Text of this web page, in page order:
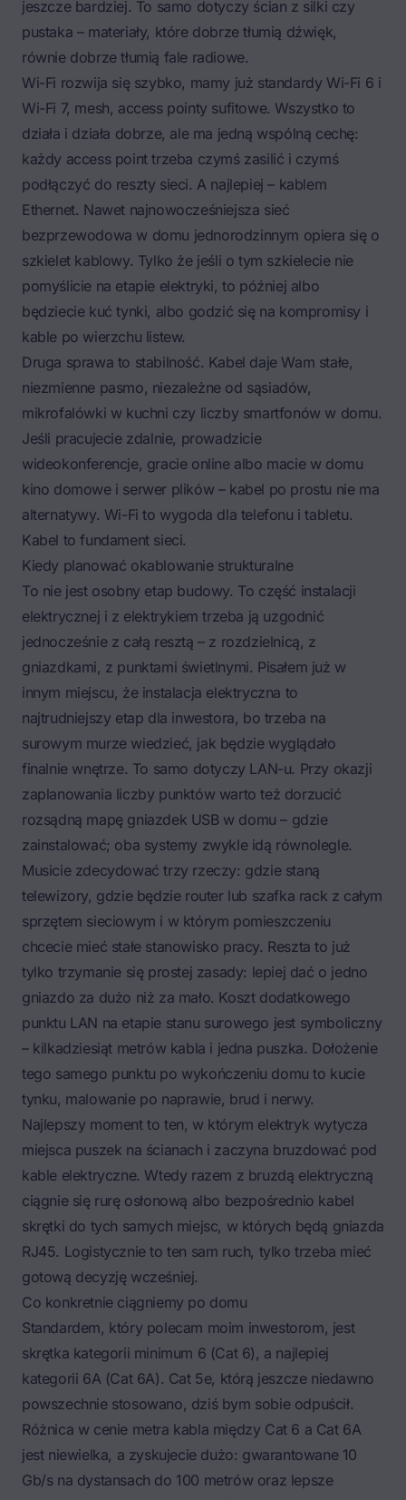
jeszcze bardziej. To samo dotyczy ścian z silki czy
pustaka – materiały, które dobrze tłumią dźwięk,
równie dobrze tłumią fale radiowe.
Wi-Fi rozwija się szybko, mamy już standardy Wi-Fi 6 i
Wi-Fi 7, mesh, access pointy sufitowe. Wszystko to
działa i działa dobrze, ale ma jedną wspólną cechę:
każdy access point trzeba czymś zasilić i czymś
podłączyć do reszty sieci. A najlepiej – kablem
Ethernet. Nawet najnowocześniejsza sieć
bezprzewodowa w domu jednorodzinnym opiera się o
szkielet kablowy. Tylko że jeśli o tym szkielecie nie
pomyślicie na etapie elektryki, to później albo
będziecie kuć tynki, albo godzić się na kompromisy i
kable po wierzchu listew.
Druga sprawa to stabilność. Kabel daje Wam stałe,
niezmienne pasmo, niezależne od sąsiadów,
mikrofalówki w kuchni czy liczby smartfonów w domu.
Jeśli pracujecie zdalnie, prowadzicie
wideokonferencje, gracie online albo macie w domu
kino domowe i serwer plików – kabel po prostu nie ma
alternatywy. Wi-Fi to wygoda dla telefonu i tabletu.
Kabel to fundament sieci.
Kiedy planować okablowanie strukturalne
To nie jest osobny etap budowy. To część instalacji
elektrycznej i z elektrykiem trzeba ją uzgodnić
jednocześnie z całą resztą – z rozdzielnicą, z
gniazdkami, z punktami świetlnymi. Pisałem już w
innym miejscu, że instalacja elektryczna to
najtrudniejszy etap dla inwestora, bo trzeba na
surowym murze wiedzieć, jak będzie wyglądało
finalnie wnętrze. To samo dotyczy LAN-u. Przy okazji
zaplanowania liczby punktów warto też dorzucić
rozsądną mapę gniazdek USB w domu – gdzie
zainstalować; oba systemy zwykle idą równolegle.
Musicie zdecydować trzy rzeczy: gdzie staną
telewizory, gdzie będzie router lub szafka rack z całym
sprzętem sieciowym i w którym pomieszczeniu
chcecie mieć stałe stanowisko pracy. Reszta to już
tylko trzymanie się prostej zasady: lepiej dać o jedno
gniazdo za dużo niż za mało. Koszt dodatkowego
punktu LAN na etapie stanu surowego jest symboliczny
– kilkadziesiąt metrów kabla i jedna puszka. Dołożenie
tego samego punktu po wykończeniu domu to kucie
tynku, malowanie po naprawie, brud i nerwy.
Najlepszy moment to ten, w którym elektryk wytycza
miejsca puszek na ścianach i zaczyna bruzdować pod
kable elektryczne. Wtedy razem z bruzdą elektryczną
ciągnie się rurę osłonową albo bezpośrednio kabel
skrętki do tych samych miejsc, w których będą gniazda
RJ45. Logistycznie to ten sam ruch, tylko trzeba mieć
gotową decyzję wcześniej.
Co konkretnie ciągniemy po domu
Standardem, który polecam moim inwestorom, jest
skrętka kategorii minimum 6 (Cat 6), a najlepiej
kategorii 6A (Cat 6A). Cat 5e, którą jeszcze niedawno
powszechnie stosowano, dziś bym sobie odpuścił.
Różnica w cenie metra kabla między Cat 6 a Cat 6A
jest niewielka, a zyskujecie dużo: gwarantowane 10
Gb/s na dystansach do 100 metrów oraz lepsze